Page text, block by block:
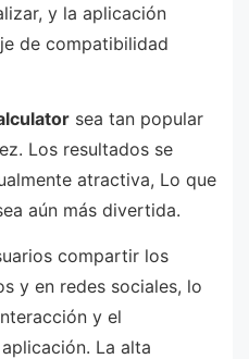
y la aplicación
de compatibilidad
sea tan popular
Los resultados se
atractiva, Lo que
aún más divertida.
compartir los
y en redes sociales, lo
y el
La alta